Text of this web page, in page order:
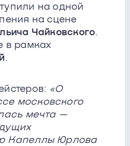
на одной
на сцене
Чайковского.
в рамках
.
«О
московского
мечта —
Капеллы Юрлова